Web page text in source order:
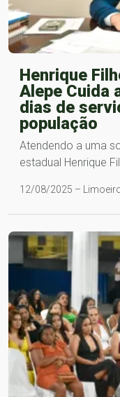
Henrique
Alepe Cuida
dias de
população
Atendendo a uma
estadual Henrique
12/08/2025 –